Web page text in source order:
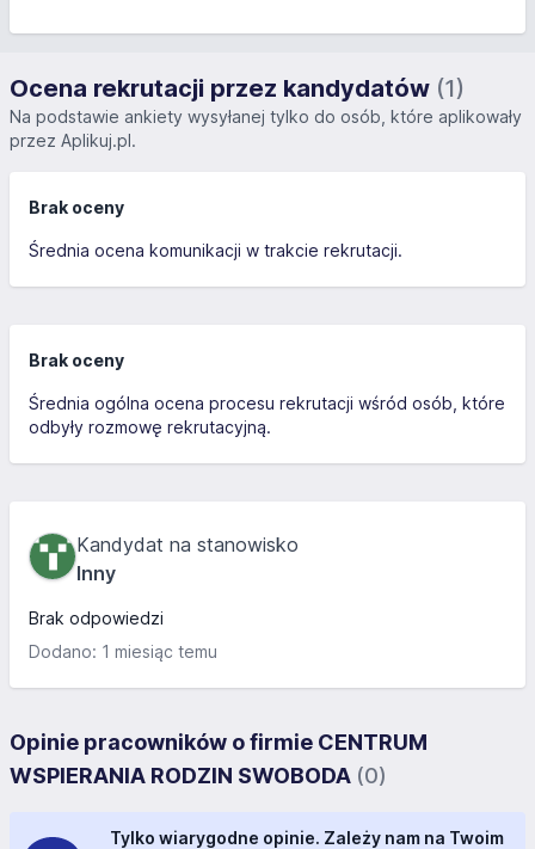
Ocena rekrutacji przez kandydatów (1)
Na podstawie ankiety wysyłanej tylko do osób, które aplikowały
przez Aplikuj.pl.
Brak oceny
Średnia ocena komunikacji w trakcie rekrutacji.
Brak oceny
Średnia ogólna ocena procesu rekrutacji wśród osób, które
odbyły rozmowę rekrutacyjną.
Kandydat na stanowisko
Inny
Brak odpowiedzi
Dodano: 1 miesiąc temu
Opinie pracowników o firmie CENTRUM
WSPIERANIA RODZIN SWOBODA (0)
Tylko wiarygodne opinie. Zależy nam na Twoim